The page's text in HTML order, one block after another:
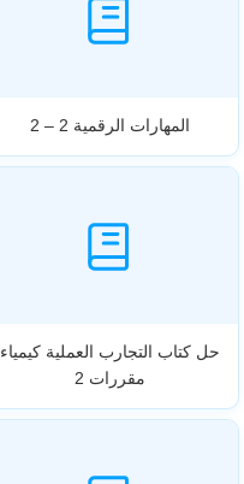
المهارات الرقمية 2 – 2
حل كتاب التجارب العملية كيمياء
مقررات 2